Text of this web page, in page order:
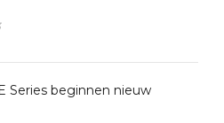
Series beginnen nieuw